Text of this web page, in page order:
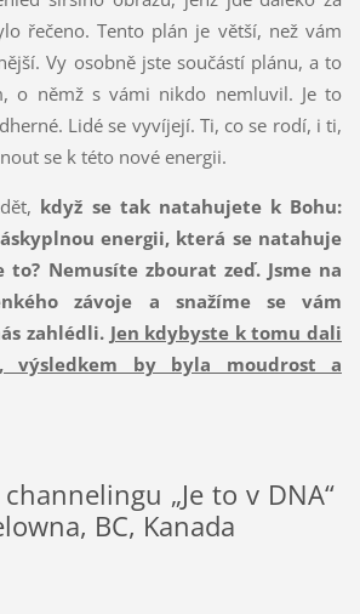
řečeno. Tento plán je větší, než vám
Vy osobně jste součástí plánu, a to
o němž s vámi nikdo nemluvil. Je to
Lidé se vyvíjejí. Ti, co se rodí, i ti,
se k této nové energii.
když se tak natahujete k Bohu:
energii, která se natahuje
to? Nemusíte zbourat zeď. Jsme na
závoje a snažíme se vám
zahlédli. Jen kdybyste k tomu dali
výsledkem by byla moudrost a
„Je to v DNA“
BC, Kanada